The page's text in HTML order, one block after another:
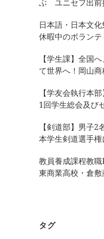
ぶ ユニセフ出
日本語・日本文
休暇中のボラン
【学生課】全国
て世界へ！岡山
動！
【学友会執行本
1回学生総会及び
ました！
【剣道部】男子2
本学生剣道選手
教員養成課程教職
東商業高校・倉
タグ